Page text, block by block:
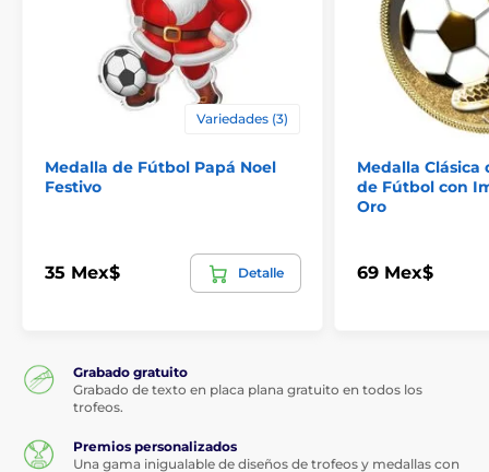
Variedades (3)
Medalla de Fútbol Papá Noel
Festivo
35 Mex$ Detalle
Medalla Clásica
de Fútbol con
Oro
69 Mex$
Grabado gratuito
Grabado de texto en placa plana gratuito en todos los
trofeos.
Premios personalizados
Una gama inigualable de diseños de trofeos y medallas con